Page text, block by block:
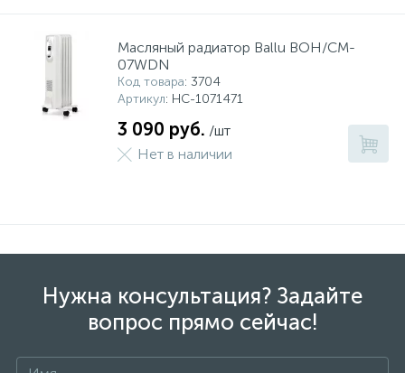
Масляный радиатор Ballu BOH/CM-
07WDN
Код товара: 3704
Артикул: НС-1071471
3 090 руб. /шт
Нет в наличии
Нужна консультация? Задайте
вопрос прямо сейчас!